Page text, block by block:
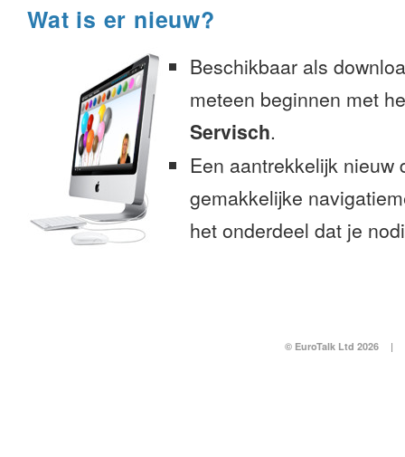
Wat is er nieuw?
Beschikbaar als
meteen beginnen met
Servisch.
Een aantrekkelijk nieuw
gemakkelijke
het onderdeel dat je
© EuroTalk Ltd 2026 |